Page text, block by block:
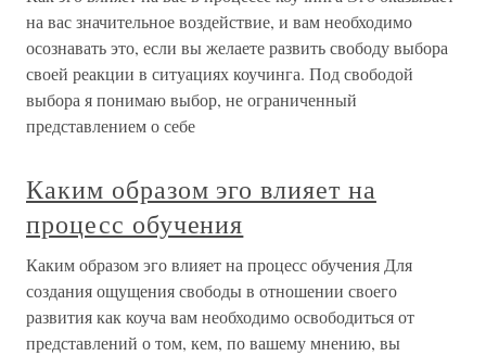
на вас значительное воздействие, и вам необходимо
осознавать это, если вы желаете развить свободу выбора
своей реакции в ситуациях коучинга. Под свободой
выбора я понимаю выбор, не ограниченный
представлением о себе
Каким образом эго влияет на
процесс обучения
Каким образом эго влияет на процесс обучения Для
создания ощущения свободы в отношении своего
развития как коуча вам необходимо освободиться от
представлений о том, кем, по вашему мнению, вы